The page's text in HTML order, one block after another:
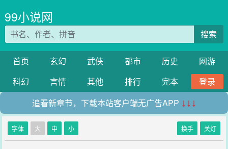
99小说网
搜索
首页 玄幻 武侠 都市 历史
网游
科幻
言情 其他 排行 完本
登录
追看新章节，下载本站客户端无广告APP ↓↓↓
字体 大 中 小 换手 关灯